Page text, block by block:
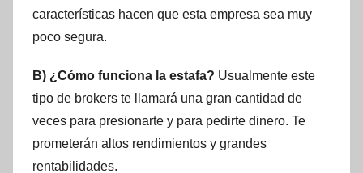
características hacen que esta empresa sea muy
poco segura.
B) ¿Cómo funciona la estafa? Usualmente este
tipo de brokers te llamará una gran cantidad de
veces para presionarte y para pedirte dinero. Te
prometerán altos rendimientos y grandes
rentabilidades.